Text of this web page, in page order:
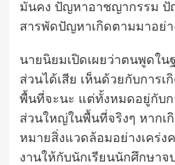
มั่นคง ปัญหาอาชญากรรม ปั
สารพัดปัญหาเกิดตามมาอย่
นายนิยมเปิดเผยว่าตนพูดใน
ส่วนได้เสีย เห็นด้วยกับการ
พื้นที่จะนะ แต่ทั้งหมดอยู่กับ
ส่วนใหญ่ในพื้นที่จริงๆ หากเ
หมายสิ่งแวดล้อมอย่างเคร่ง
งานให้กับนักเรียนนักศึกษา